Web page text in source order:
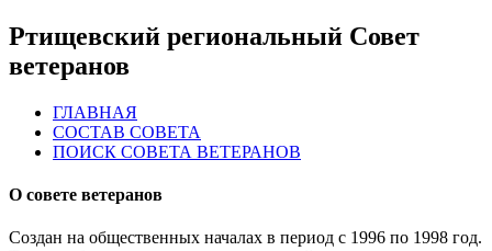
Ртищевский региональный Совет
ветеранов
ГЛАВНАЯ
СОСТАВ СОВЕТА
ПОИСК СОВЕТА ВЕТЕРАНОВ
О совете ветеранов
Создан на общественных началах в период с 1996 по 1998 год.